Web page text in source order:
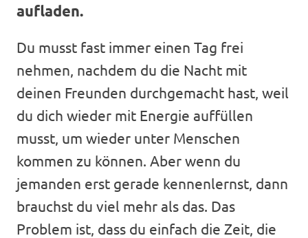
aufladen.
Du musst fast immer einen Tag frei
nehmen, nachdem du die Nacht mit
deinen Freunden durchgemacht hast, weil
du dich wieder mit Energie auffüllen
musst, um wieder unter Menschen
kommen zu können. Aber wenn du
jemanden erst gerade kennenlernst, dann
brauchst du viel mehr als das. Das
Problem ist, dass du einfach die Zeit, die